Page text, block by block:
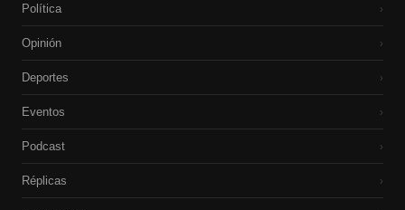
Política ›
Opinión ›
Deportes ›
Eventos ›
Podcast ›
Réplicas ›